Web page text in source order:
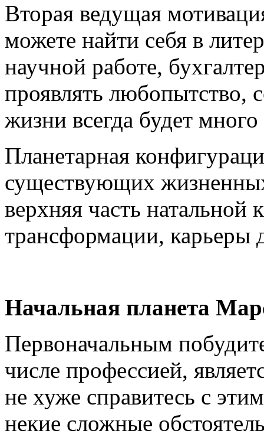
Вторая ведущая
можете найти себя в
научной работе,
проявлять любопытство,
жизни всегда будет
Планетарная
существующих
верхняя часть натальной
трансформации, карьеры
Начальная планета
Первоначальным
числе профессией,
не хуже справитесь с
некие сложные